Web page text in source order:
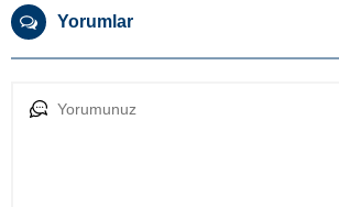
Yorumlar